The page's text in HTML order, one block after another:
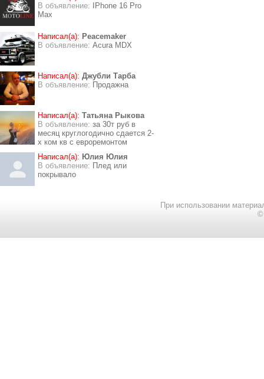
В объявление:
IPhone 16 Pro
Max
Написал(а): Peacemaker
В объявление: Acura MDX
Написал(а): Джубли Тарба
В объявление: Продажна
Написал(а): Татьяна Рыкова
В объявление: за 30т руб в
месяц круглогодично сдается 2-
х ком кв с евроремонтом
Написал(а): Юлия Юлия
В объявление: Плед или
покрывало
При использовании